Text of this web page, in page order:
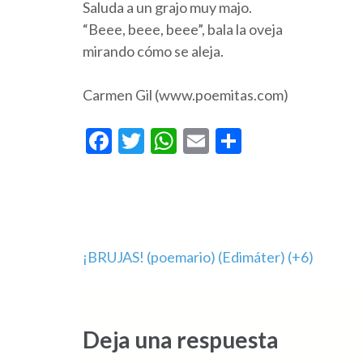
Saluda a un grajo muy majo.
“Beee, beee, beee”, bala la oveja
mirando cómo se aleja.
Carmen Gil (www.poemitas.com)
Facebook
Twitter
WhatsApp
Email
Navegación
entradas
¡BRUJAS! (poemario) (Edimáter) (+6)
Deja una respuesta